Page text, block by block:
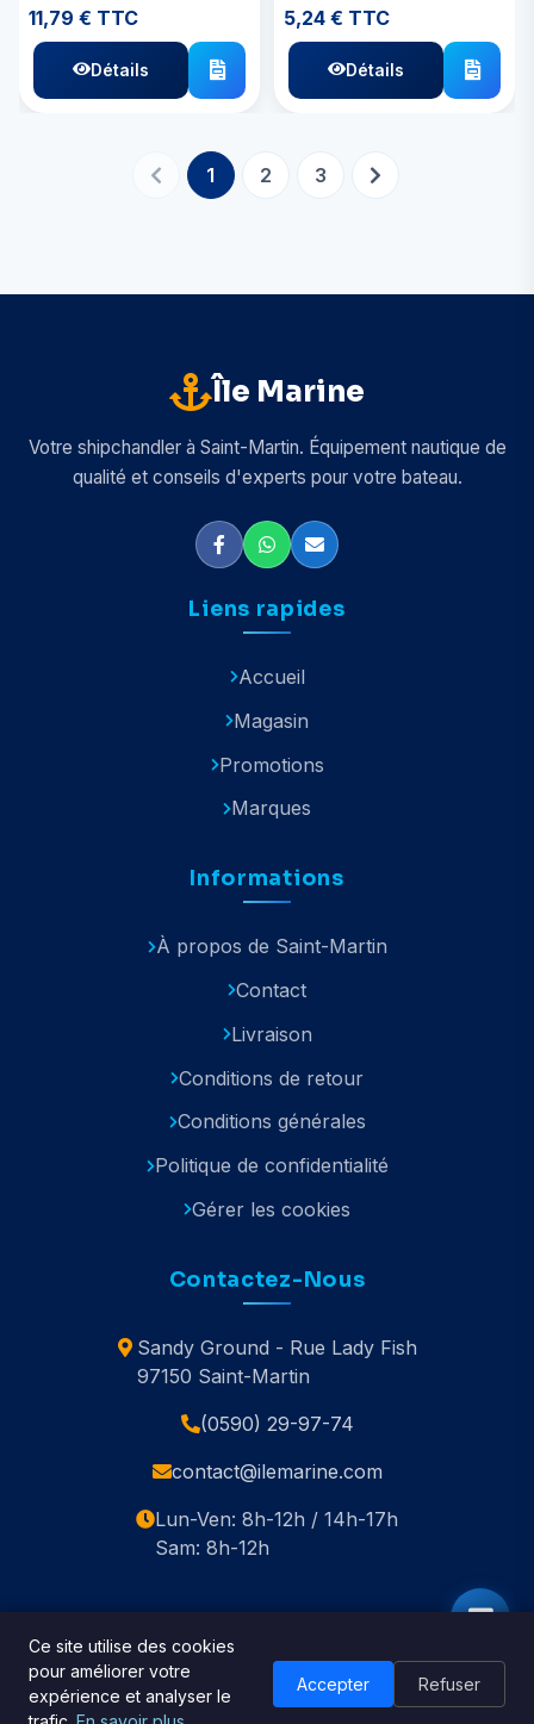
11,79 € TTC
Détails
5,24 € TTC
Détails
1 2 3
Île Marine
Votre shipchandler à Saint-Martin. Équipement nautique de
qualité et conseils d'experts pour votre bateau.
Liens rapides
Accueil
Magasin
Promotions
Marques
Informations
À propos de Saint-Martin
Contact
Livraison
Conditions de retour
Conditions générales
Politique de confidentialité
Gérer les cookies
Contactez-Nous
Sandy Ground - Rue Lady Fish
97150 Saint-Martin
(0590) 29-97-74
contact@ilemarine.com
Lun-Ven: 8h-12h / 14h-17h
Sam: 8h-12h
© 2020-2026 Île Marine. Tous droits réservés.
🇬🇧 English
Ce site utilise des cookies
pour améliorer votre
expérience et analyser le
Accepter Refuser